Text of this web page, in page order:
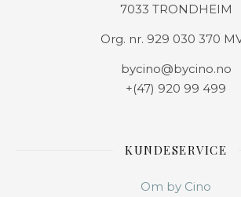
7033 TRONDHEIM
Org. nr. 929 030 370
bycino@bycino.no
+(47) 920 99 499
KUNDESERVICE
Om by Cino